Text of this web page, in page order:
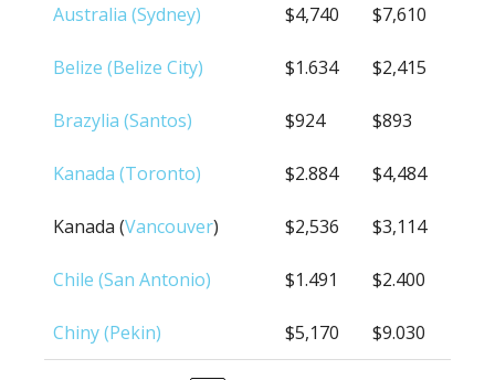
Australia (Sydney) $4,740 $7,610
Belize (Belize City) $1.634 $2,415
Brazylia (Santos) $924 $893
Kanada (Toronto) $2.884 $4,484
Kanada (Vancouver) $2,536 $3,114
Chile (San Antonio) $1.491 $2.400
Chiny (Pekin) $5,170 $9.030